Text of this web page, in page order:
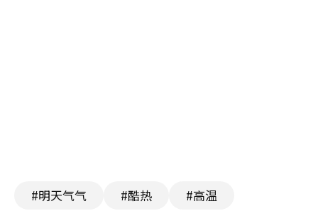
#明天气气 #酷热 #高温